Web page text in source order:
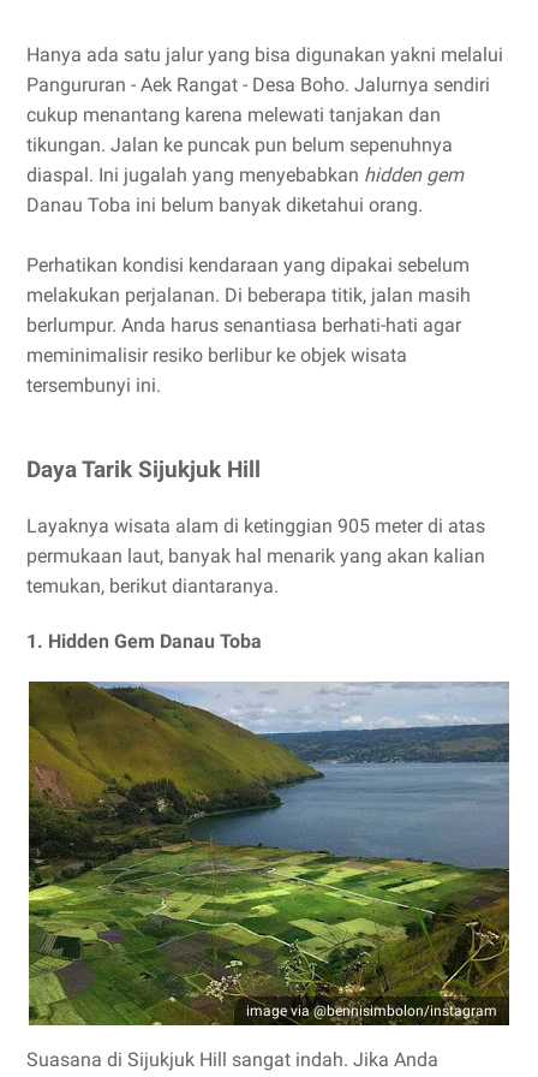
Hanya ada satu jalur yang bisa digunakan yakni melalui
Pangururan - Aek Rangat - Desa Boho. Jalurnya sendiri
cukup menantang karena melewati tanjakan dan
tikungan. Jalan ke puncak pun belum sepenuhnya
diaspal. Ini jugalah yang menyebabkan hidden gem
Danau Toba ini belum banyak diketahui orang.
Perhatikan kondisi kendaraan yang dipakai sebelum
melakukan perjalanan. Di beberapa titik, jalan masih
berlumpur. Anda harus senantiasa berhati-hati agar
meminimalisir resiko berlibur ke objek wisata
tersembunyi ini.
Daya Tarik Sijukjuk Hill
Layaknya wisata alam di ketinggian 905 meter di atas
permukaan laut, banyak hal menarik yang akan kalian
temukan, berikut diantaranya.
1. Hidden Gem Danau Toba
image via @bennisimbolon/instagram
Suasana di Sijukjuk Hill sangat indah. Jika Anda